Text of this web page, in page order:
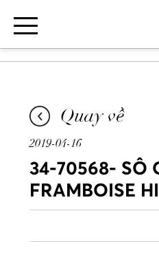
Quay về
2019-04-16
34-70568- SÔ
FRAMBOISE